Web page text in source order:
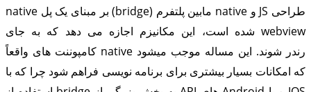
native بر مبنای یک پل (bridge) مابین پلتفرم native و JS طراحی
شده است، این مکانیزم اجازه می دهد که به جای webview
کامپوننت های واقعاً native رندر شوند. این مساله موجب میشود
که امکانات بسیار بیشتری برای برنامه نویسی فراهم شود چرا که با